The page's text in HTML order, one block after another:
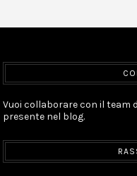
Vuoi collaborare con il team
presente nel blog.